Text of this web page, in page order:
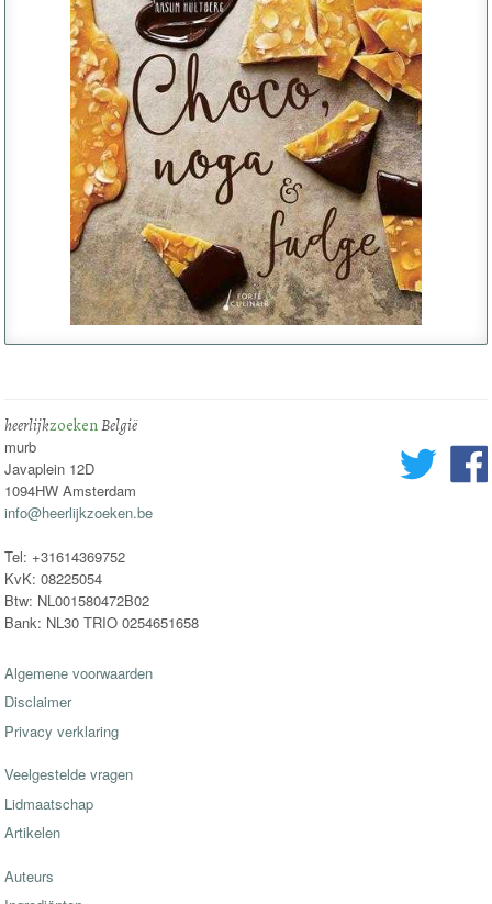
heerlijkzoekenBelgië
murb
Javaplein 12D
1094HW Amsterdam
info@heerlijkzoeken.be
Tel: +31614369752
KvK: 08225054
Btw: NL001580472B02
Bank: NL30 TRIO 0254651658
Algemene voorwaarden
Disclaimer
Privacy verklaring
Veelgestelde vragen
Lidmaatschap
Artikelen
Auteurs